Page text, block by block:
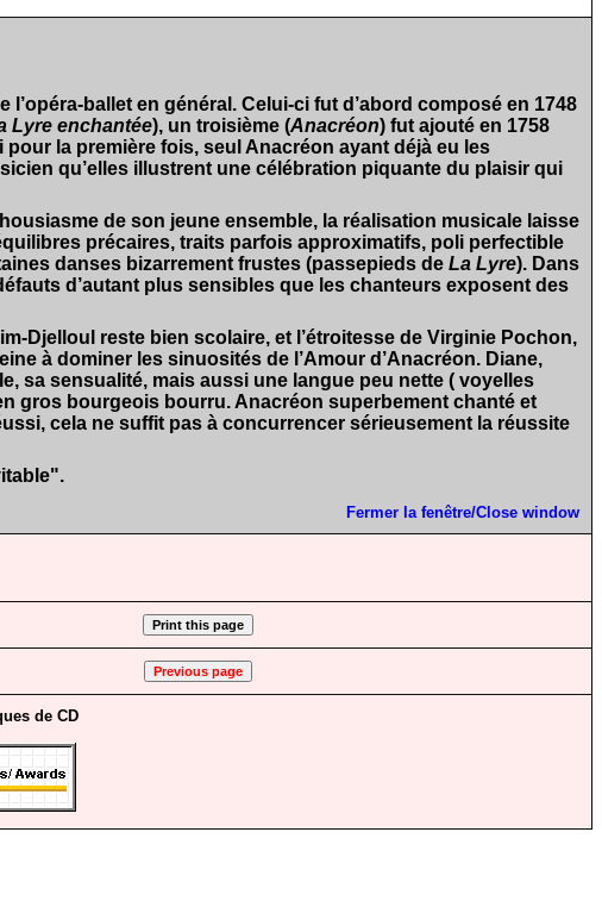
ballet en général. Celui-ci fut d’abord composé en 1748
Lyre enchantée), un troisième (Anacréon) fut ajouté en 1758
la première fois, seul Anacréon ayant déjà eu les
qu’elles illustrent une célébration piquante du plaisir qui
de son jeune ensemble, la réalisation musicale laisse
précaires, traits parfois approximatifs, poli perfectible
danses bizarrement frustes (passepieds de La Lyre). Dans
d’autant plus sensibles que les chanteurs exposent des
Djelloul reste bien scolaire, et l’étroitesse de Virginie Pochon,
à dominer les sinuosités de l’Amour d’Anacréon. Diane,
sa sensualité, mais aussi une langue peu nette ( voyelles
gros bourgeois bourru. Anacréon superbement chanté et
cela ne suffit pas à concurrencer sérieusement la réussite
Fermer la fenêtre/Close window
de CD